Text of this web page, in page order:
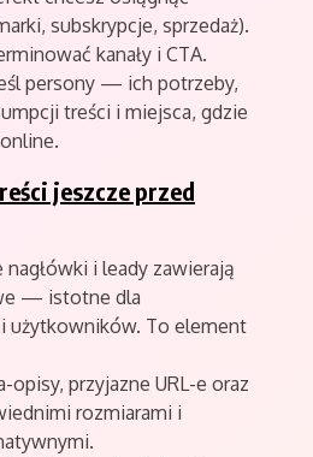
subskrypcje, sprzedaż).
kanały i CTA.
persony — ich potrzeby,
treści i miejsca, gdzie
jeszcze przed
nagłówki i leady zawierają
— istotne dla
użytkowników. To element
opisy, przyjazne URL-e oraz
rozmiarami i